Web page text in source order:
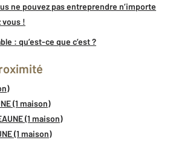
ne pouvez pas entreprendre n’importe
vous !
: qu’est-ce que c’est ?
(1 maison)
(1 maison)
(1 maison)